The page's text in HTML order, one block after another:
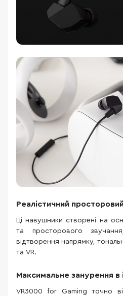
Реалістичний
Ці навушники створені на
та просторового
відтворення напрямку,
та VR.
Максимальне занурення в
VR3000 for Gaming точно